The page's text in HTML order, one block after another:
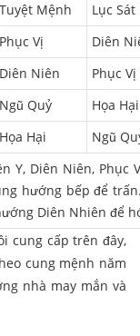
Tuyệt Mệnh
Lục Sát
Phục Vị
Diên
Diên Niên
Phục Vị
Ngũ Quỷ
Họa Hại
Họa Hại
Ngũ
Y, Diên Niên,
hướng bếp để
Diên Nhiên để
cung cấp trên đây,
cung mệnh năm
nhà may mắn và